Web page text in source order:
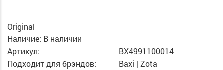
Original
Наличие: В наличии
Артикул:
BX4991100014
Подходит для брэндов:
Baxi | Zota